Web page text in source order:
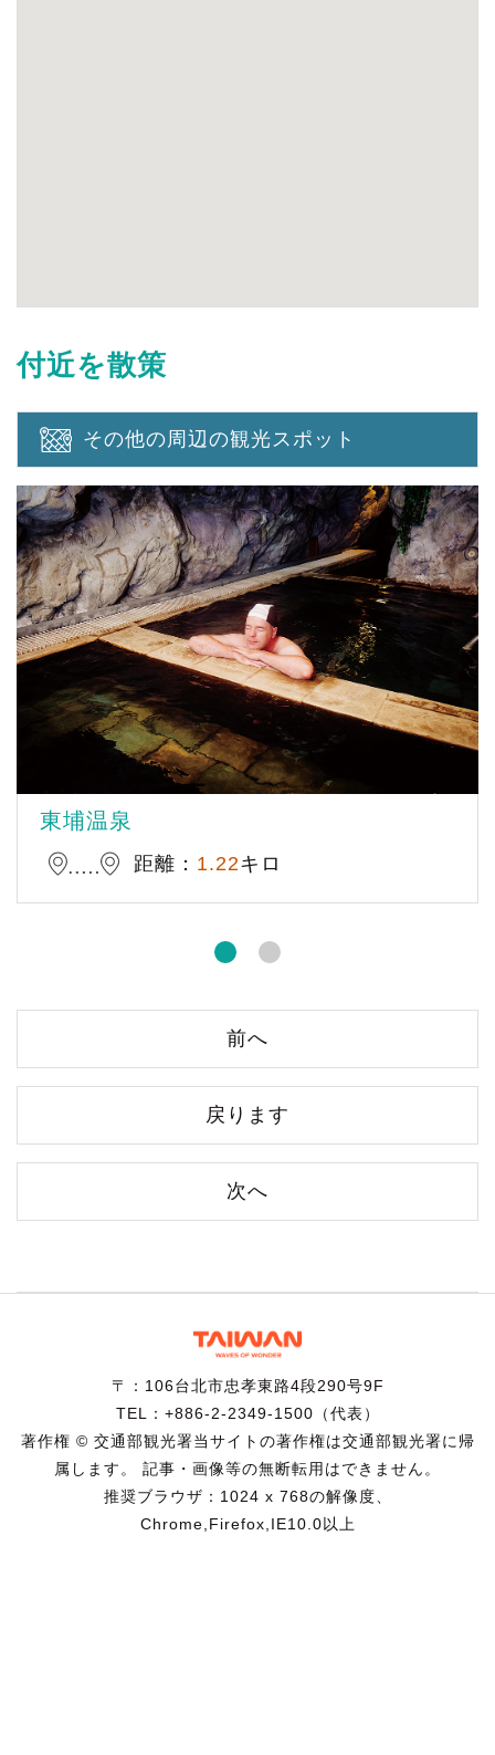
付近を散策
その他の周辺の観光スポット
東埔温泉
距離： 1.22キロ
前へ
戻ります
次へ
〒：106台北市忠孝東路4段290号9F
TEL：+886-2-2349-1500（代表）
著作権 © 交通部観光署当サイトの著作権は交通部観光署に帰
属します。 記事・画像等の無断転用はできません。
推奨ブラウザ：1024 x 768の解像度、
Chrome,Firefox,IE10.0以上